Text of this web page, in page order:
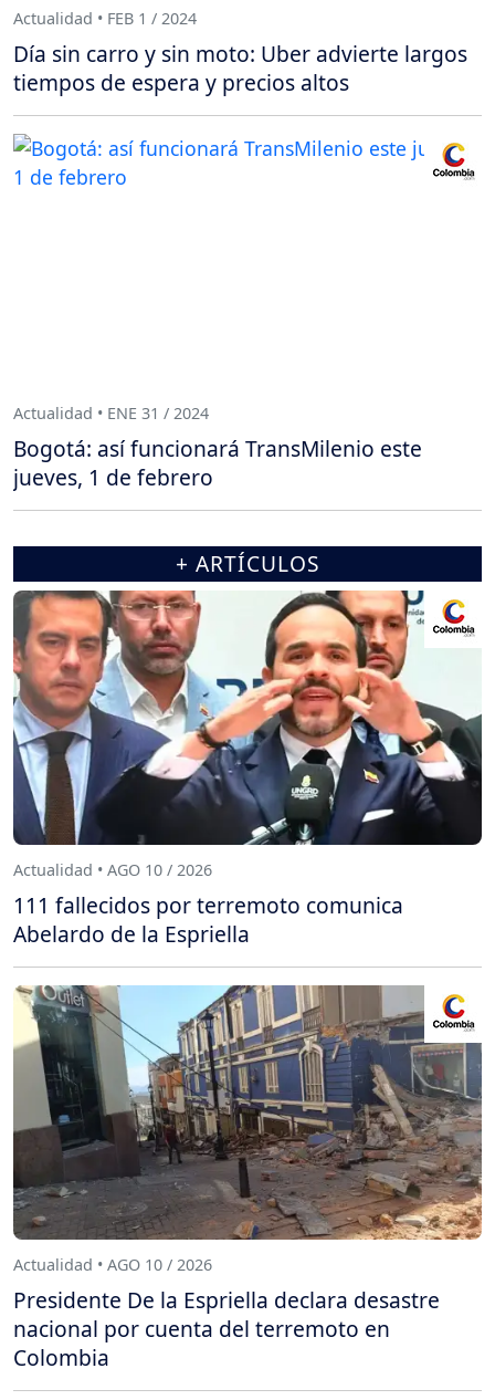
Actualidad • FEB 1 / 2024
Día sin carro y sin moto: Uber advierte largos
tiempos de espera y precios altos
Actualidad • ENE 31 / 2024
Bogotá: así funcionará TransMilenio este
jueves, 1 de febrero
+ ARTÍCULOS
Actualidad • AGO 10 / 2026
111 fallecidos por terremoto comunica
Abelardo de la Espriella
Actualidad • AGO 10 / 2026
Presidente De la Espriella declara desastre
nacional por cuenta del terremoto en
Colombia